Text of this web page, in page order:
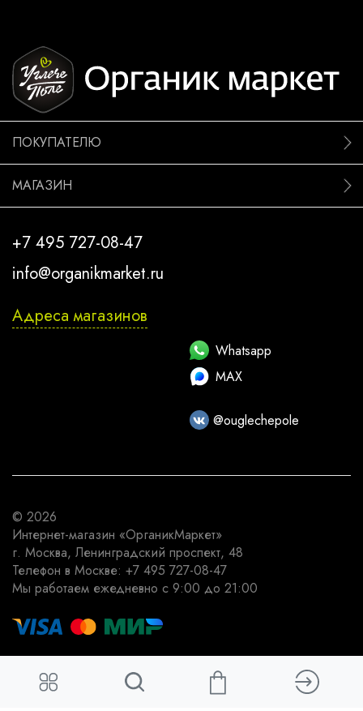
ПОКУПАТЕЛЮ
МАГАЗИН
+7 495 727-08-47
info@organikmarket.ru
Адреса магазинов
Whatsapp
MAX
@ouglechepole
© 2026
Интернет-магазин «ОрганикМаркет»
г. Москва, Ленинградский проспект, 48
Телефон в Москве: +7 495 727-08-47
Мы работаем ежедневно с 9:00 до 21:00